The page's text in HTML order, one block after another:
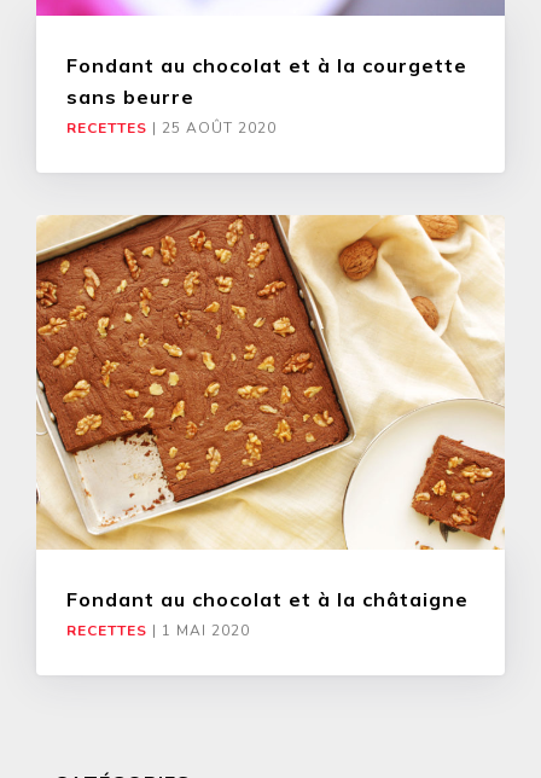
Fondant au chocolat et à la courgette
sans beurre
RECETTES | 25 AOÛT 2020
Fondant au chocolat et à la châtaigne
RECETTES | 1 MAI 2020